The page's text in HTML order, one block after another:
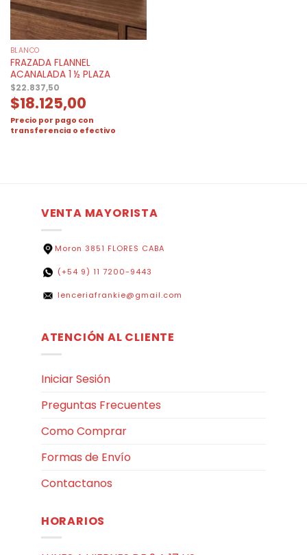
BLANCO
FRAZADA FLANNEL
ACANALADA 1 ½ PLAZA
$22.837,50
$18.125,00
Precio por pago con
transferencia o efectivo
VENTA MAYORISTA
Moron 3851 FLORES CABA
(+54 9) 11 7200-9443
lenceriafrankie@gmail.com
ATENCIÓN AL CLIENTE
Iniciar Sesión
Preguntas Frecuentes
Como Comprar
Formas de Envío
Contactanos
HORARIOS